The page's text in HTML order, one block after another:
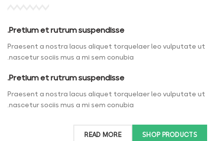
Pretium et rutrum suspendisse.
Praesent a nostra lacus aliquet torquelaer leo vulputate ut
nascetur sociis mus a mi sem conubia.
Pretium et rutrum suspendisse.
Praesent a nostra lacus aliquet torquelaer leo vulputate ut
nascetur sociis mus a mi sem conubia.
SHOP PRODUCTS
READ MORE